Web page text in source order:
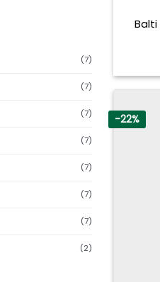
(7)
(7)
(7)
(7)
(7)
(7)
(7)
(2)
Balti
-22%